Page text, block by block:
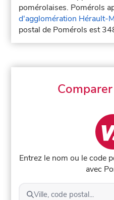
pomérolaises. Pomérols
d'agglomération Hérault-
postal de Pomérols est
Entrez le nom ou le code
avec
Ville, code postal...